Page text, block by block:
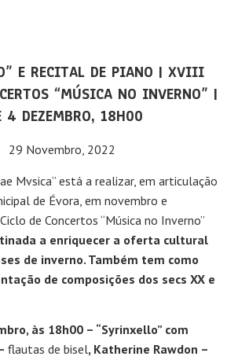
E RECITAL DE PIANO | XVIII
“MÚSICA NO INVERNO” |
4 DEZEMBRO, 18H00
29 Novembro, 2022
Mvsica” está a realizar, em articulação
de Évora, em novembro e
de Concertos “Música no Inverno”
a enriquecer a oferta cultural
de inverno. Também tem como
de composições dos secs XX e
às 18h00 – “Syrinxello” com
flautas de bisel, Katherine Rawdon –